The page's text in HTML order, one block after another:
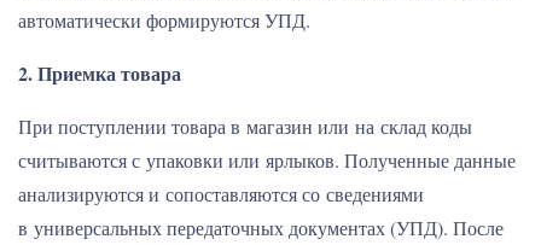
автоматически формируются УПД.
2. Приемка товара
При поступлении товара в магазин или на склад коды
считываются с упаковки или ярлыков. Полученные данные
анализируются и сопоставляются со сведениями
в универсальных передаточных документах (УПД). После